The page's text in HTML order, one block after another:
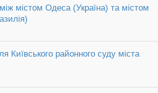
містом Одеса (Україна) та містом
Київського районного суду міста